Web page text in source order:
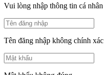
Vui lòng nhập thông tin cá nhân
Tên đăng nhập không chính xác